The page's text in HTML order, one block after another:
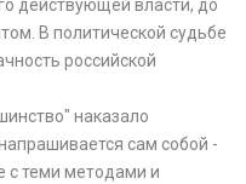
действующей власти, до
В политической судьбе
российской
наказало
сам собой -
с теми методами и